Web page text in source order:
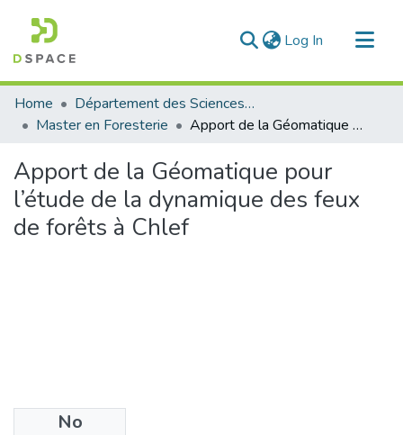
Log In (current)
Communities & Collections
All of DSpace
Home
Département des Sciences Agronomiques et Forestières
Master en Foresterie
Apport de la Géomatique pour l’étude de la dynamique des feux de forêts à Chlef
Apport de la Géomatique pour
l’étude de la dynamique des feux
de forêts à Chlef
No